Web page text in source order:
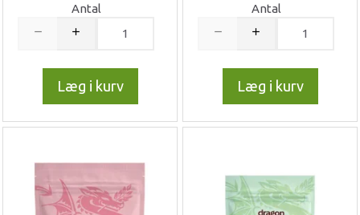
Antal
Læg i kurv
Antal
Læg i kurv